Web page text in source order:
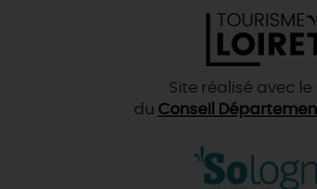
Site réalisé avec le
du Conseil